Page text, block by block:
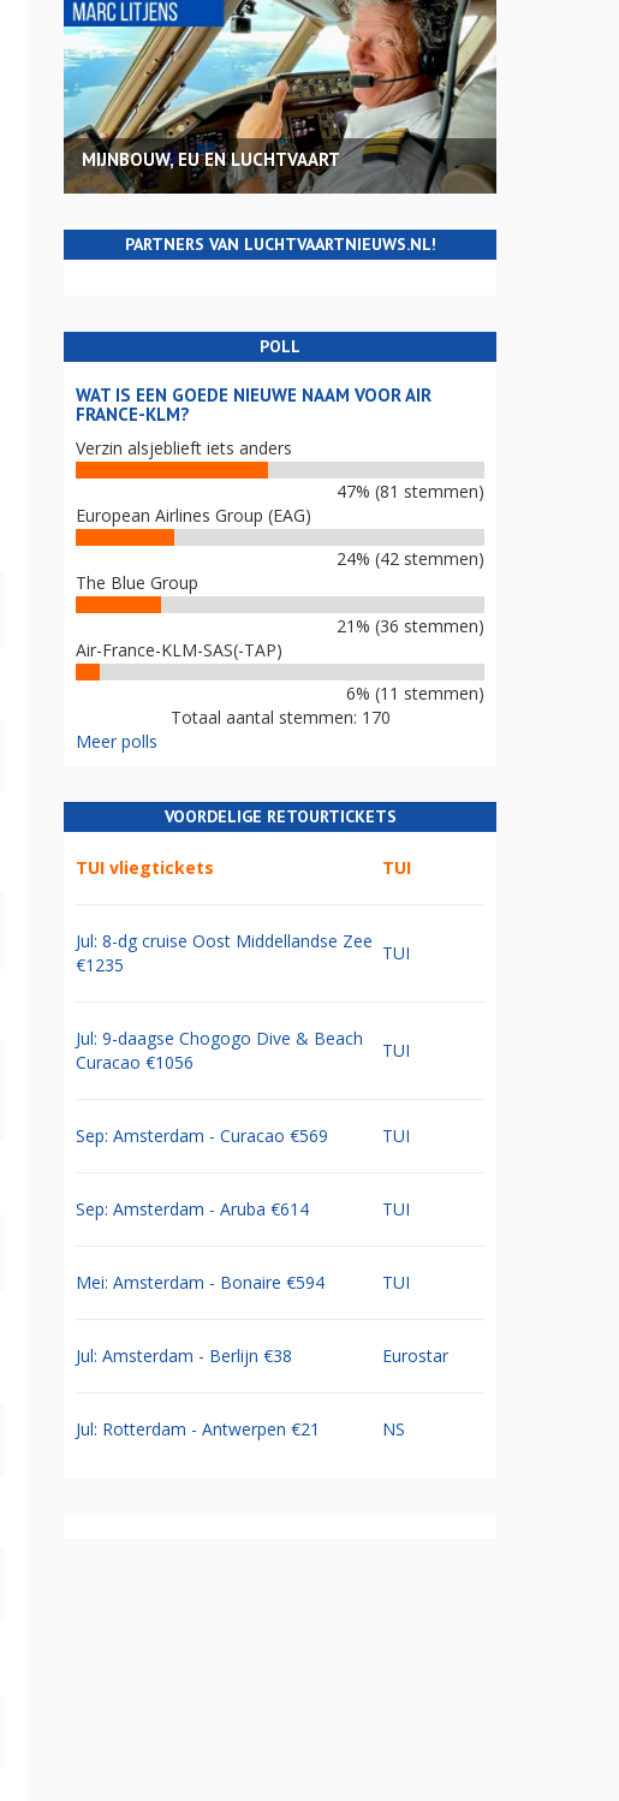
MIJNBOUW, EU EN LUCHTVAART
PARTNERS VAN LUCHTVAARTNIEUWS.NL!
POLL
WAT IS EEN GOEDE NIEUWE NAAM VOOR AIR
FRANCE-KLM?
Verzin alsjeblieft iets anders
47% (81 stemmen)
European Airlines Group (EAG)
24% (42 stemmen)
The Blue Group
21% (36 stemmen)
Air-France-KLM-SAS(-TAP)
6% (11 stemmen)
Totaal aantal stemmen: 170
Meer polls
VOORDELIGE RETOURTICKETS
TUI vliegtickets TUI
Jul: 8-dg cruise Oost Middellandse Zee
€1235
TUI
Jul: 9-daagse Chogogo Dive & Beach
Curacao €1056
TUI
Sep: Amsterdam - Curacao €569 TUI
Sep: Amsterdam - Aruba €614 TUI
Mei: Amsterdam - Bonaire €594 TUI
Jul: Amsterdam - Berlijn €38 Eurostar
Jul: Rotterdam - Antwerpen €21 NS